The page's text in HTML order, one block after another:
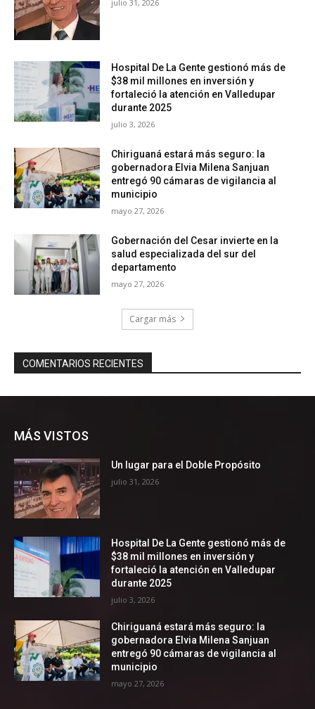
MÁS VISTOS
Un lugar para el Doble Propósito
julio 31, 2026
Hospital De La Gente gestionó más de
$38 mil millones en inversión y
fortaleció la atención en Valledupar
durante 2025
julio 3, 2026
Chiriguaná estará más seguro: la
gobernadora Elvia Milena Sanjuan
entregó 90 cámaras de vigilancia al
municipio
mayo 27, 2026